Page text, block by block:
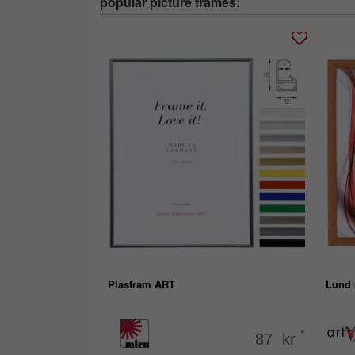
Plastram ART
87 kr *
Lund